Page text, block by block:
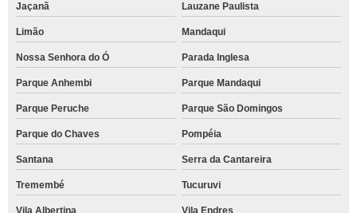
Jaçanã Lauzane Paulista
Limão Mandaqui
Nossa Senhora do Ó Parada Inglesa
Parque Anhembi Parque Mandaqui
Parque Peruche Parque São Domingos
Parque do Chaves Pompéia
Santana Serra da Cantareira
Tremembé Tucuruvi
Vila Albertina Vila Endres